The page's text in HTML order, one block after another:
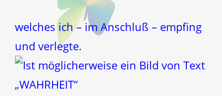
welches ich – im Anschluß – empfing
und verlegte.